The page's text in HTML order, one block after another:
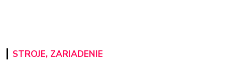
STROJE, ZARIADENIE